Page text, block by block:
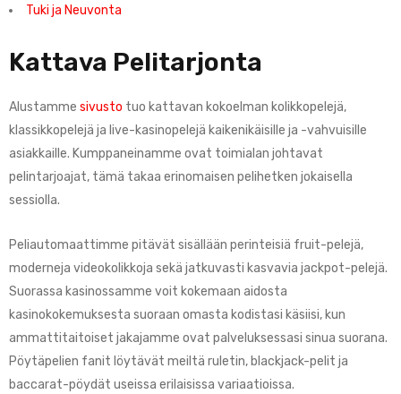
Tuki ja Neuvonta
Kattava Pelitarjonta
Alustamme sivusto tuo kattavan kokoelman kolikkopelejä,
klassikkopelejä ja live-kasinopelejä kaikenikäisille ja -vahvuisille
asiakkaille. Kumppaneinamme ovat toimialan johtavat
pelintarjoajat, tämä takaa erinomaisen pelihetken jokaisella
sessiolla.
Peliautomaattimme pitävät sisällään perinteisiä fruit-pelejä,
moderneja videokolikkoja sekä jatkuvasti kasvavia jackpot-pelejä.
Suorassa kasinossamme voit kokemaan aidosta
kasinokokemuksesta suoraan omasta kodistasi käsiisi, kun
ammattitaitoiset jakajamme ovat palveluksessasi sinua suorana.
Pöytäpelien fanit löytävät meiltä ruletin, blackjack-pelit ja
baccarat-pöydät useissa erilaisissa variaatioissa.